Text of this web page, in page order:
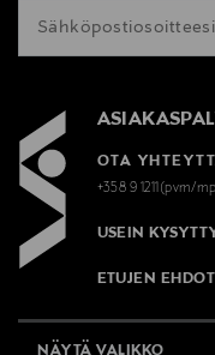
OTA
+358 9 1211(pvm/
USEIN
ETUJEN EHDOT
NÄYTÄ VALIKKO